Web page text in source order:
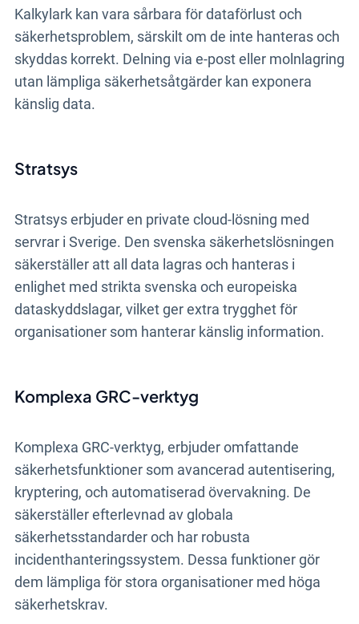
Kalkylark kan vara sårbara för dataförlust och
säkerhetsproblem, särskilt om de inte hanteras och
skyddas korrekt. Delning via e-post eller molnlagring
utan lämpliga säkerhetsåtgärder kan exponera
känslig data.
Stratsys
Stratsys erbjuder en private cloud-lösning med
servrar i Sverige. Den svenska säkerhetslösningen
säkerställer att all data lagras och hanteras i
enlighet med strikta svenska och europeiska
dataskyddslagar, vilket ger extra trygghet för
organisationer som hanterar känslig information.
Komplexa GRC-verktyg
Komplexa GRC-verktyg, erbjuder omfattande
säkerhetsfunktioner som avancerad autentisering,
kryptering, och automatiserad övervakning. De
säkerställer efterlevnad av globala
säkerhetsstandarder och har robusta
incidenthanteringssystem. Dessa funktioner gör
dem lämpliga för stora organisationer med höga
säkerhetskrav.